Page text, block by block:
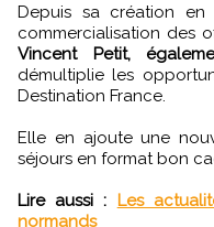
Depuis sa création
commercialisation des
Vincent Petit,
démultiplie les
Destination France.
Elle en ajoute une
séjours en format bon
Lire aussi :
Les
normands